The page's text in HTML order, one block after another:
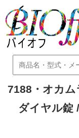
中古機器検索
7188・オカ
ダイヤル錠